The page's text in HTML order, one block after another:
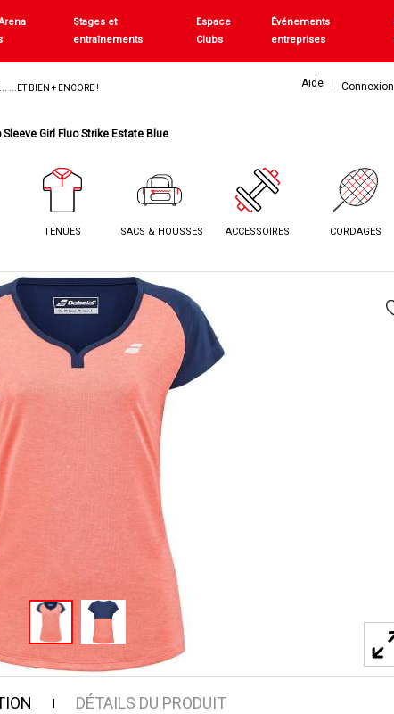
Stages et
entraînements
Espace
Clubs
Événements
entreprises
...ET BIEN + ENCORE ! Aide Connexion
Sleeve Girl Fluo Strike Estate Blue
TENUES SACS & HOUSSES ACCESSOIRES CORDAGES
DÉTAILS DU PRODUIT